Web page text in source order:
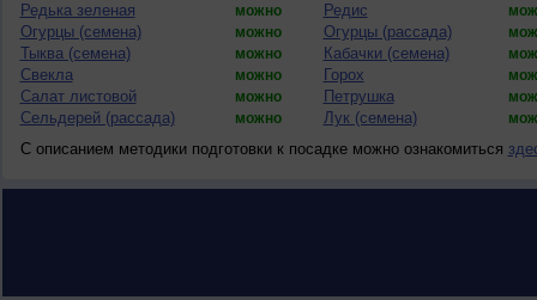
Редька зеленая можно Редис
Огурцы (семена) можно Огурцы (рассада)
Тыква (семена) можно Кабачки (семена)
Свекла можно Горох
Салат листовой можно Петрушка
Сельдерей (рассада) можно Лук (семена)
С описанием методики подготовки к посадке можно ознакомиться